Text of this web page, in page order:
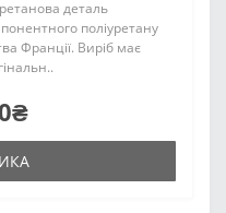
деталь
поліуретану
Франції. Виріб має